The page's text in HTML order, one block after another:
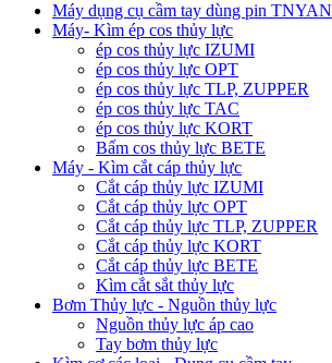
Máy dụng cụ cầm tay dùng pin TNYAN
Máy- Kìm ép cos thủy lực
ép cos thủy lực IZUMI
ép cos thủy lực OPT
ép cos thủy lực TLP, ZUPPER
ép cos thủy lực TAC
ép cos thủy lực KORT
Bấm cos thủy lực BETE
Máy - Kìm cắt cáp thủy lực
Cắt cáp thủy lực IZUMI
Cắt cáp thủy lực OPT
Cắt cáp thủy lực TLP, ZUPPER
Cắt cáp thủy lực KORT
Cắt cáp thủy lực BETE
Kìm cắt sắt thủy lực
Bơm Thủy lực - Nguồn thủy lực
Nguồn thủy lực áp cao
Tay bơm thủy lực